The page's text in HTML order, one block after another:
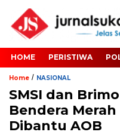
HOME PERISTIWA
Home / NASIONAL
SMSI dan
Bendera
Dibantu AOB